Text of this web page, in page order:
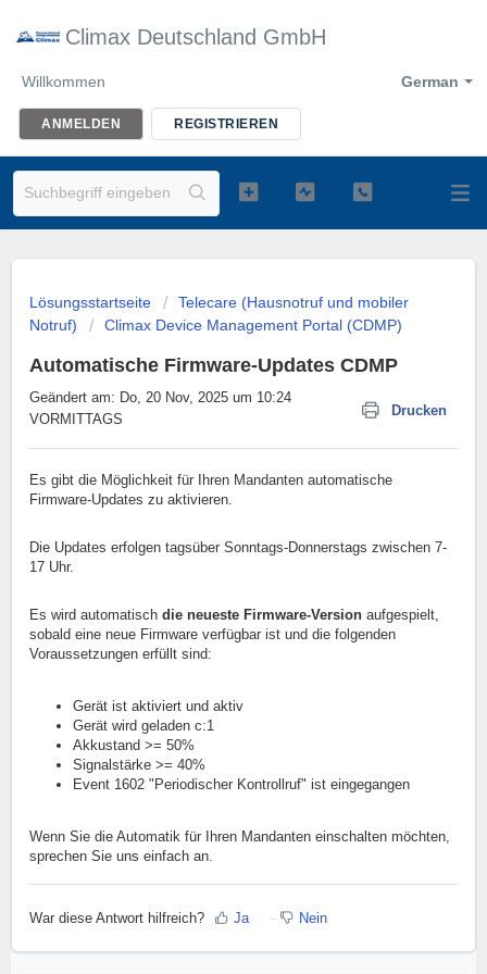
Climax Deutschland GmbH
German
Willkommen
ANMELDEN REGISTRIEREN
Lösungsstartseite
Telecare (Hausnotruf und mobiler
Notruf)
Climax Device Management Portal (CDMP)
Automatische Firmware-Updates CDMP
Drucken
Geändert am: Do, 20 Nov, 2025 um 10:24
VORMITTAGS
Es gibt die Möglichkeit für Ihren Mandanten automatische
Firmware-Updates zu aktivieren.
Die Updates erfolgen tagsüber Sonntags-Donnerstags zwischen 7-
17 Uhr.
Es wird automatisch die neueste Firmware-Version aufgespielt,
sobald eine neue Firmware verfügbar ist und die folgenden
Voraussetzungen erfüllt sind:
Gerät ist aktiviert und aktiv
Gerät wird geladen c:1
Akkustand >= 50%
Signalstärke >= 40%
Event 1602 "Periodischer Kontrollruf" ist eingegangen
Wenn Sie die Automatik für Ihren Mandanten einschalten möchten,
sprechen Sie uns einfach an.
War diese Antwort hilfreich? Ja Nein